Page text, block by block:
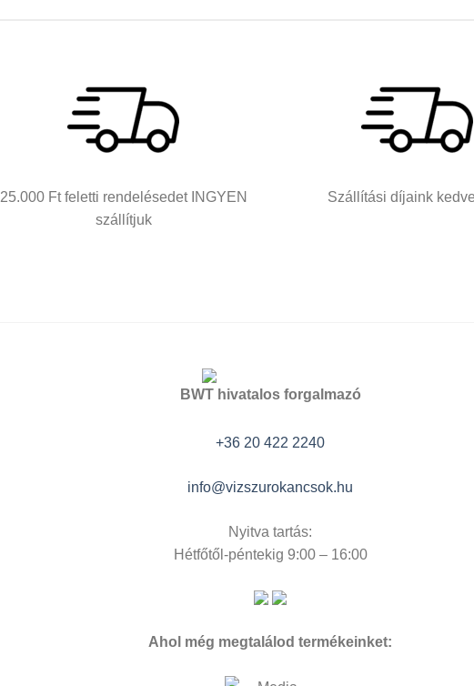
25.000 Ft feletti rendelésedet INGYEN
szállítjuk
Szállítási díjaink
BWT hivatalos forgalmazó
+36 20 422 2240
info@vizszurokancsok.hu
Nyitva tartás:
Hétfőtől-péntekig 9:00 – 16:00
Ahol még megtalálod termékeinket: